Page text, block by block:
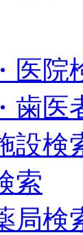
医院
歯医
設検
索
局検